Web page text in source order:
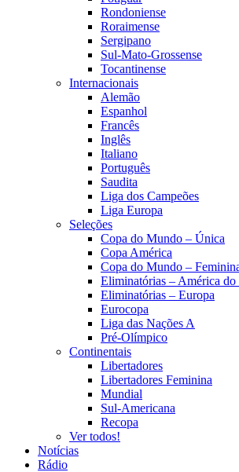
Rondoniense
Roraimense
Sergipano
Sul-Mato-Grossense
Tocantinense
Internacionais
Alemão
Espanhol
Francês
Inglês
Italiano
Português
Saudita
Liga dos Campeões
Liga Europa
Seleções
Copa do Mundo – Única
Copa América
Copa do Mundo –
Eliminatórias – América do
Eliminatórias – Europa
Eurocopa
Liga das Nações A
Pré-Olímpico
Continentais
Libertadores
Libertadores Feminina
Mundial
Sul-Americana
Recopa
Ver todos!
Notícias
Rádio